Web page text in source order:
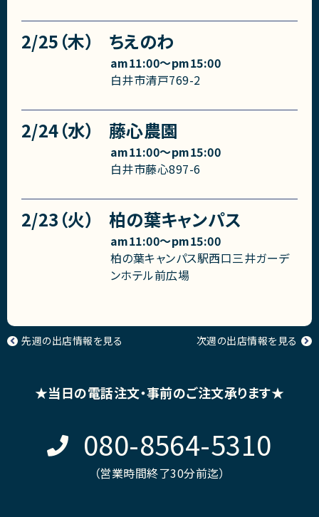
2/25（木） ちえのわ
am11:00〜pm15:00
白井市清戸769-2
2/24（水） 藤心農園
am11:00〜pm15:00
白井市藤心897-6
2/23（火） 柏の葉キャンパス
am11:00〜pm15:00
柏の葉キャンパス駅西口三井ガーデ
ンホテル前広場
次週の出店情報を見る
先週の出店情報を見る
★当日の電話注文・事前のご注文承ります★
080-8564-5310
（営業時間終了30分前迄）